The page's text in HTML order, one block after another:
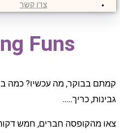
צרו קשר
Funs
קמתם בבוקר, מה עכשיו? כמה
גבינות, כריך…..
צאו מהקופסה חברים, חמש